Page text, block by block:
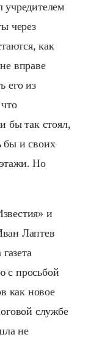
учредителем
через
как
вправе
его из
бы так стоял,
бы и своих
Но
и
Лаптев
с просьбой
как новое
службе
не